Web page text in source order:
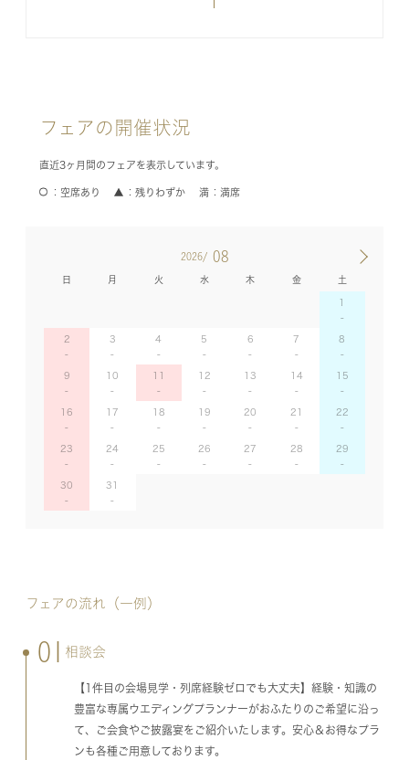
フェアの開催状況
直近3ヶ月間のフェアを表示しています。
空席あり 残りわずか 満席
2026/ 08
日 月 火 水 木 金 土
1
2 3 4 5 6 7 8
9 10 11 12 13 14 15
16 17 18 19 20 21 22
23 24 25 26 27 28 29
30 31
フェアの流れ（一例）
01 相談会
【1件目の会場見学・列席経験ゼロでも大丈夫】経験・知識の
豊富な専属ウエディングプランナーがおふたりのご希望に沿っ
て、ご会食やご披露宴をご紹介いたします。安心＆お得なプラ
ンも各種ご用意しております。